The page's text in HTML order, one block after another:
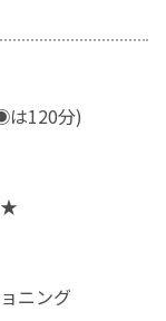
120分)
★
ニング